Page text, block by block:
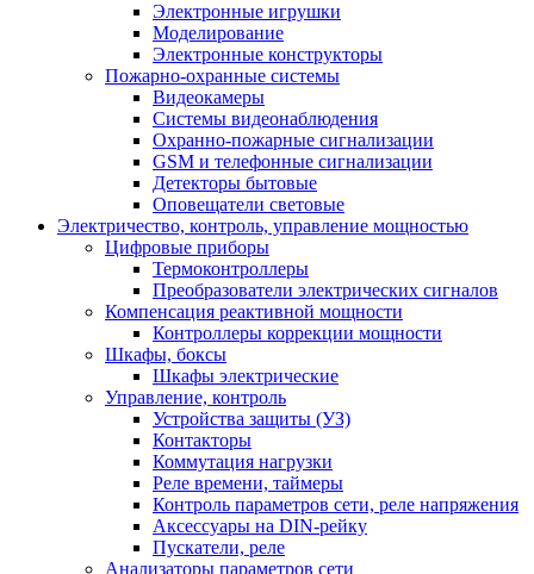
Электронные игрушки
Моделирование
Электронные конструкторы
Пожарно-охранные системы
Видеокамеры
Системы видеонаблюдения
Охранно-пожарные сигнализации
GSM и телефонные сигнализации
Детекторы бытовые
Оповещатели световые
Электричество, контроль, управление мощностью
Цифровые приборы
Термоконтроллеры
Преобразователи электрических сигналов
Компенсация реактивной мощности
Контроллеры коррекции мощности
Шкафы, боксы
Шкафы электрические
Управление, контроль
Устройства защиты (УЗ)
Контакторы
Коммутация нагрузки
Реле времени, таймеры
Контроль параметров сети, реле напряжения
Аксессуары на DIN-рейку
Пускатели, реле
Анализаторы параметров сети